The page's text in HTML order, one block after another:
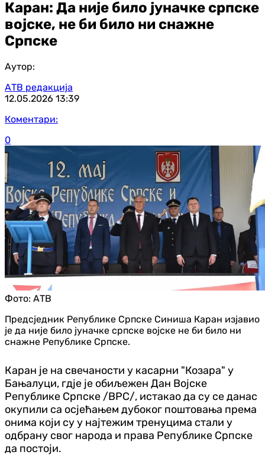
Каран: Да није било јуначке српске
војске, не би било ни снажне
Српске
Аутор:
АТВ редакција
12.05.2026 13:39
Коментари:
0
Фото: АТВ
Предсједник Републике Српске Синиша Каран изјавио
је да није било јуначке српске војске не би било ни
снажне Републике Српске.
Каран је на свечаности у касарни "Козара" у
Бањалуци, гд‌је је обиљежен Дан Војске
Републике Српске /ВРС/, истакао да су се данас
окупили са осјећањем дубоког поштовања према
онима који су у најтежим тренуцима стали у
одбрану свог народа и права Републике Српске
да постоји.